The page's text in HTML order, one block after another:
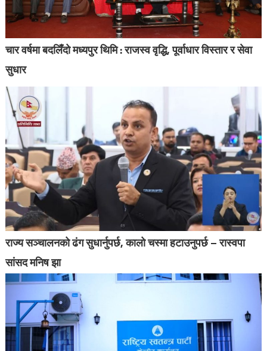
चार वर्षमा बदलिँदो मध्यपुर थिमि : राजस्व वृद्धि, पूर्वाधार विस्तार र सेवा
सुधार
राज्य सञ्चालनको ढंग सुधार्नुपर्छ, कालो चस्मा हटाउनुपर्छ – रास्वपा
सांसद मनिष झा